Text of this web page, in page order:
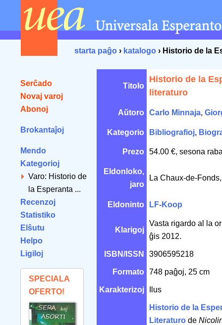
starta paĝo › katalogo › Historio de la
Serĉado
Novaj varoj
Abonoj
Brokantaĵoj
Mendo
Kategorioj
Varo: Historio de
la Esperanta ...
Recenzoj
Statistiko
Elŝutu
Helpo
Ligiloj
SPECIALA
OFERTO!
Titolo
Historio de la
literaturo
Aŭtoro Carlo Minnaja,
Kategorio Bibliografioj,
Prezo 54.00 €, sesona
Eldonloko,
jaro
La Chaux-de-
Eldoninto LF-Koop
Klarigoj
Vasta rigardo al la
ĝis 2012.
ISBN/ISSN 3906595218
Formato 748 paĝoj, 25 cm
Karakterizoj Ilus
Historio de la
Literaturo de